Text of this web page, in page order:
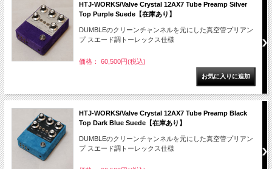
HTJ-WORKS/Valve Crystal 12AX7 Tube Preamp Silver
Top Purple Suede【在庫あり】
DUMBLEのクリーンチャンネルを元にした真空管プリアン
プ スエード調トーレックス仕様
価格： 60,500円(税込)
HTJ-WORKS/Valve Crystal 12AX7 Tube Preamp Black
Top Dark Blue Suede【在庫あり】
DUMBLEのクリーンチャンネルを元にした真空管プリアン
プ スエード調トーレックス仕様